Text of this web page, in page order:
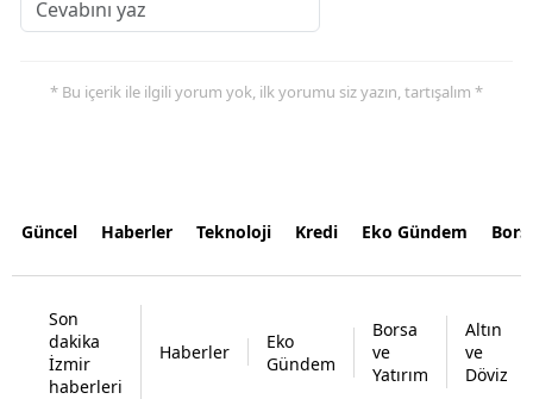
* Bu içerik ile ilgili yorum yok, ilk yorumu siz yazın, tartışalım *
Güncel Haberler Teknoloji Kredi Eko Gündem
Son
dakika
İzmir
haberleri
Haberler
Eko
Gündem
Borsa
ve
Yatırım
Altın
ve
Döviz